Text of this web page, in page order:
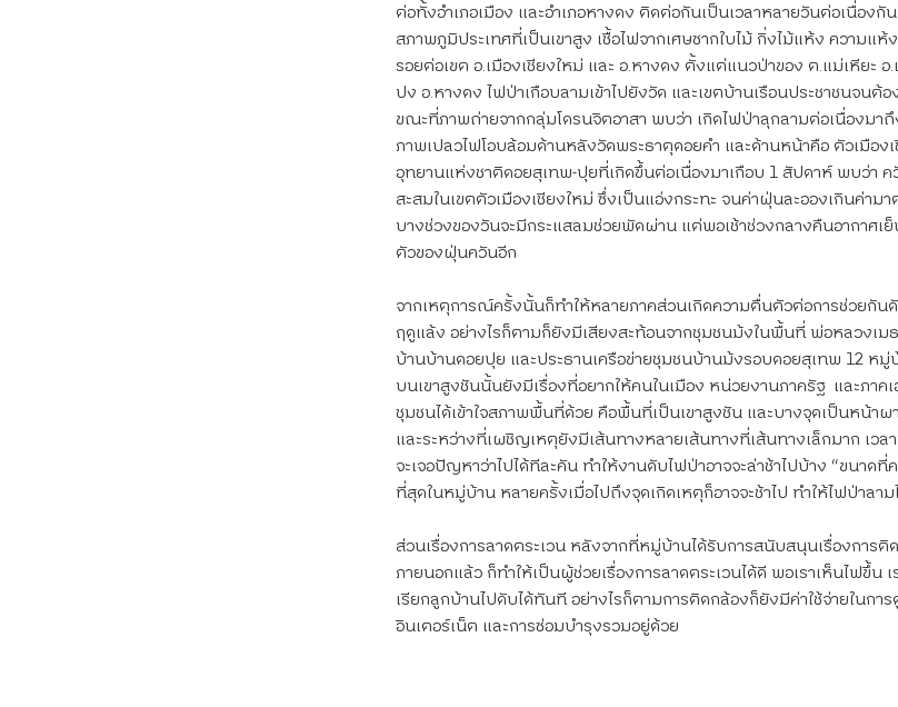
ต่อทั้งอำเภอเมือง และอำเภอหางดง ติดต่อกันเป็นเวลาหลายวันต่อเนื่อง
สภาพภูมิประเทศที่เป็นเขาสูง เชื้อไฟจากเศษซากใบไม้ กิ่งไม้แห้ง ความแ
รอยต่อเขต อ.เมืองเชียงใหม่ และ อ.หางดง ตั้งแต่แนวป่าของ ต.แม่เหียะ อ
ปง อ.หางดง ไฟป่าเกือบลามเข้าไปยังวัด และเขตบ้านเรือนประชาชนจนต้
ขณะที่ภาพถ่ายจากกลุ่มโดรนจิตอาสา พบว่า เกิดไฟป่าลุกลามต่อเนื่องมา
ภาพเปลวไฟโอบล้อมด้านหลังวัดพระธาตุดอยคำ และด้านหน้าคือ ตัวเมือง
อุทยานแห่งชาติดอยสุเทพ-ปุยที่เกิดขึ้นต่อเนื่องมาเกือบ 1 สัปดาห์ พบว่า ค
สะสมในเขตตัวเมืองเชียงใหม่ ซึ่งเป็นแอ่งกระทะ จนค่าฝุ่นละอองเกินค่าม
บางช่วงของวันจะมีกระแสลมช่วยพัดผ่าน แต่พอเช้าช่วงกลางคืนอากาศเ
ตัวของฝุ่นควันอีก
จากเหตุการณ์ครั้งนั้นก็ทำให้หลายภาคส่วนเกิดความตื่นตัวต่อการช่วยกัน
ฤดูแล้ง อย่างไรก็ตามก็ยังมีเสียงสะท้อนจากชุมชนม้งในพื้นที่ พ่อหลวงเ
บ้านบ้านดอยปุย และประธานเครือข่ายชุมชนบ้านม้งรอบดอยสุเทพ 12 หมู่
บนเขาสูงชันนั้นยังมีเรื่องที่อยากให้คนในเมือง หน่วยงานภาครัฐ  และภา
ชุมชนได้เข้าใจสภาพพื้นที่ด้วย คือพื้นที่เป็นเขาสูงชัน และบางจุดเป็นหน้าผ
และระหว่างที่เผชิญเหตุยังมีเส้นทางหลายเส้นทางที่เส้นทางเล็กมาก เว
จะเจอปัญหาว่าไปได้ทีละคัน ทำให้งานดับไฟป่าอาจจะล่าช้าไปบ้าง “ขนาดที่
ที่สุดในหมู่บ้าน หลายครั้งเมื่อไปถึงจุดเกิดเหตุก็อาจจะช้าไป ทำให้ไฟป่าลาม
ส่วนเรื่องการลาดตระเวน หลังจากที่หมู่บ้านได้รับการสนับสนุนเรื่องการ
ภายนอกแล้ว ก็ทำให้เป็นผู้ช่วยเรื่องการลาดตระเวนได้ดี พอเราเห็นไฟขึ้น
เรียกลูกบ้านไปดับได้ทันที อย่างไรก็ตามการติดกล้องก็ยังมีค่าใช้จ่ายในกา
อินเตอร์เน็ต และการซ่อมบำรุงรวมอยู่ด้วย